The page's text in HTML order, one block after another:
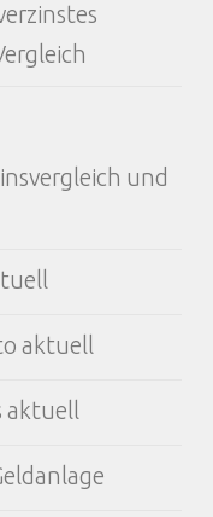
und
aktuell
aktuell